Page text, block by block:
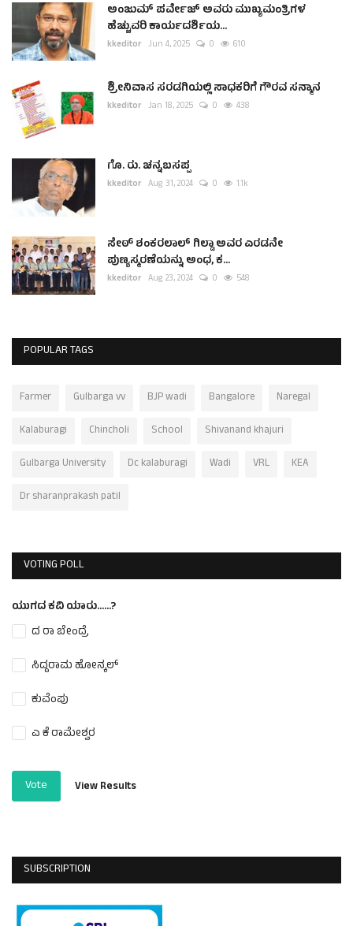
ಅಂಜುಮ್ ಪರ್ವೇಜ್ ಅವರು ಮುಖ್ಯಮಂತ್ರಿಗಳ
ಹೆಚ್ಚುವರಿ ಕಾರ್ಯದರ್ಶಿಯ...
kkeditor Jun 4, 2025 0 610
ಶ್ರೀನಿವಾಸ ಸರಡಗಿಯಲ್ಲಿ ಸಾಧಕರಿಗೆ ಗೌರವ ಸನ್ಮಾನ
kkeditor Jan 18, 2025 0 438
ಗೊ. ರು. ಚನ್ನಬಸಪ್ಪ
kkeditor Aug 31, 2024 0 1.1k
ಸೇಠ್ ಶಂಕರಲಾಲ್ ಗಿಲ್ಡಾ ಅವರ ಎರಡನೇ
ಪುಣ್ಯಸ್ಮರಣೆಯನ್ನು ಅಂಧ, ಕ...
kkeditor Aug 23, 2024 0 548
POPULAR TAGS
Farmer Gulbarga vv BJP wadi Bangalore
Naregal
Kalaburagi
Chincholi School
Shivanand khajuri
Gulbarga University
Dc kalaburagi Wadi VRL
KEA
Dr sharanprakash patil
VOTING POLL
ಯುಗದ ಕವಿ ಯಾರು......?
ದ ರಾ ಬೇಂದ್ರೆ
ಸಿದ್ದರಾಮ ಹೋನ್ಕಲ್
ಕುವೆಂಪು
ಎ ಕೆ ರಾಮೇಶ್ವರ
Vote View Results
SUBSCRIPTION